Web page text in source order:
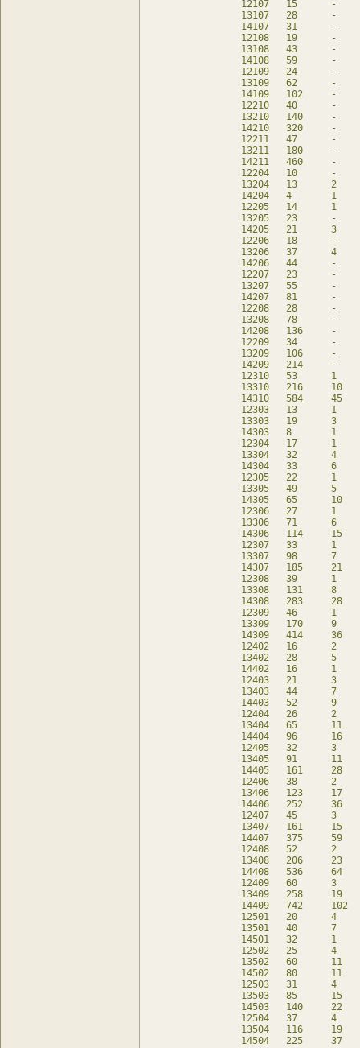
12107	15	-	15	db
13107	28	-	28	db
14107	31	-	31	db
12108	19	-	19	db
13108	43	-	43	db
14108	59	-	59	db
12109	24	-	24	db
13109	62	-	62	db
14109	102	-	102	db
12210	40	-	40	db
13210	140	-	140	db
14210	320	-	320	db
12211	47	-	47	db
13211	180	-	180	db
14211	460	-	460	db
12204	10	-	10	db
13204	13	2	6	db
14204	4	1	-	db
12205	14	1	13	db
13205	23	-	23	db
14205	21	3	11	db
12206	18	-	18	db
13206	37	4	23	db
14206	44	-	44	db
12207	23	-	23	db
13207	55	-	55	db
14207	81	-	81	db
12208	28	-	28	db
13208	78	-	78	db
14208	136	-	136	db
12209	34	-	34	db
13209	106	-	106	db
14209	214	-	214	db
12310	53	1	49	db
13310	216	10	180	db
14310	584	45	404	db
12303	13	1	9	db
13303	19	3	7	db
14303	8	1	-	db
12304	17	1	10	db
13304	32	4	17	db
14304	33	6	9	db
12305	22	1	18	db
13305	49	5	29	db
14305	65	10	27	db
12306	27	1	23	db
13306	71	6	49	db
14306	114	15	54	db
12307	33	1	29	db
13307	98	7	70	db
14307	185	21	107	db
12308	39	1	35	db
13308	131	8	102	db
14308	283	28	171	db
12309	46	1	42	db
13309	170	9	134	db
14309	414	36	282	db
12402	16	2	8	db
13402	28	5	4	db
14402	16	1	-	db
12403	21	3	9	db
13403	44	7	12	db
14403	52	9	4	db
12404	26	2	18	db
13404	65	11	18	db
14404	96	16	16	db
12405	32	3	20	db
13405	91	11	43	db
14405	161	28	31	db
12406	38	2	30	db
13406	123	17	53	db
14406	252	36	84	db
12407	45	3	33	db
13407	161	15	97	db
14407	375	59	117	db
12408	52	2	44	db
13408	206	23	113	db
14408	536	64	248	db
12409	60	3	48	db
13409	258	19	178	db
14409	742	102	310	db
12501	20	4	4	db
13501	40	7	-	db
14501	32	1	-	db
12502	25	4	9	db
13502	60	11	4	db
14502	80	11	-	db
12503	31	4	15	db
13503	85	15	13	db
14503	140	22	4	db
12504	37	4	21	db
13504	116	19	29	db
14504	225	37	17	db